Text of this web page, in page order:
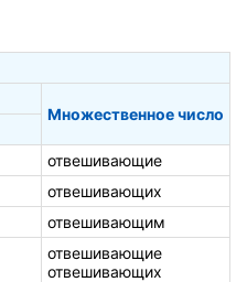
Множественное число
отвешивающие
отвешивающих
отвешивающим
отвешивающие
отвешивающих